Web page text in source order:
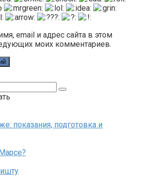
email и адрес сайта в этом
моих комментариев.
показания, подготовка и